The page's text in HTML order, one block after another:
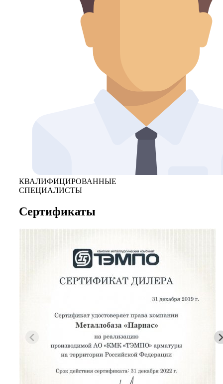
КВАЛИФИЦИРОВАННЫЕ
СПЕЦИАЛИСТЫ
Сертификаты